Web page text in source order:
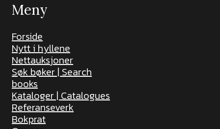
Meny
Forside
Nytt i hyllene
Nettauksjoner
Søk bøker | Search
books
Kataloger | Catalogues
Referanseverk
Bokprat